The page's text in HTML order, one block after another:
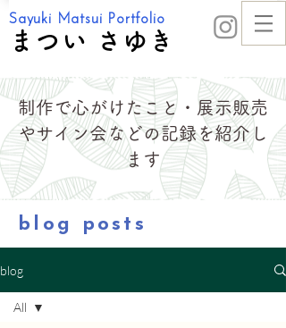
Sayuki Matsui Portfolio
まつい さゆき
制作で心がけたこと・展示販売
やサイン会などの記録を紹介し
ます
blog posts
blog
All